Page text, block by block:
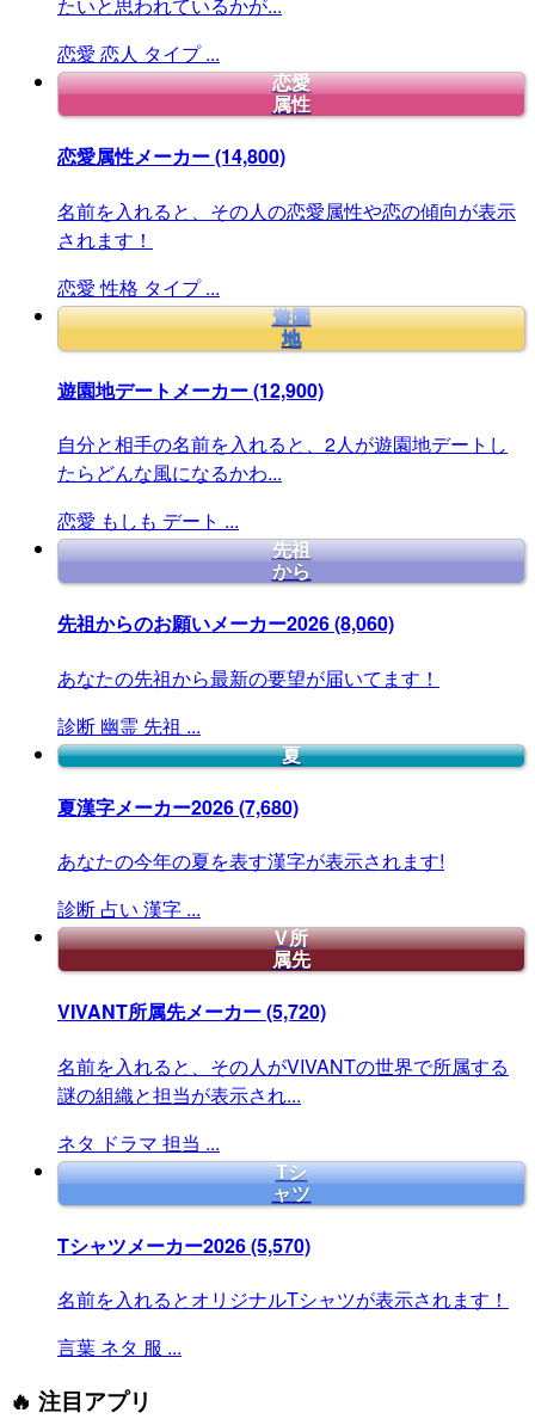
恋愛 恋人 タイプ ...
恋愛
属性
恋愛属性メーカー(14,800)
名前を入れると、その人の恋愛属性や恋の傾向が表示
されます！
恋愛 性格 タイプ ...
遊園
地
遊園地デートメーカー(12,900)
自分と相手の名前を入れると、2人が遊園地デートし
たらどんな風になるかわ...
恋愛 もしも デート ...
先祖
から
先祖からのお願いメーカー2026(8,060)
あなたの先祖から最新の要望が届いてます！
診断 幽霊 先祖 ...
夏
夏漢字メーカー2026(7,680)
あなたの今年の夏を表す漢字が表示されます!
診断 占い 漢字 ...
V所
属先
VIVANT所属先メーカー(5,720)
名前を入れると、その人がVIVANTの世界で所属する
謎の組織と担当が表示され...
ネタ ドラマ 担当 ...
Tシ
ャツ
Tシャツメーカー2026(5,570)
名前を入れるとオリジナルTシャツが表示されます！
言葉 ネタ 服 ...
🔥 注目アプリ